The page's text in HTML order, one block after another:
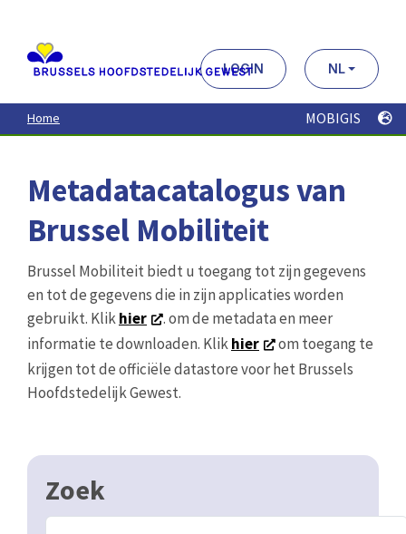
contenu
principal
LOGIN NL
Home MOBIGIS
Metadatacatalogus van
Brussel Mobiliteit
Brussel Mobiliteit biedt u toegang tot zijn gegevens
en tot de gegevens die in zijn applicaties worden
gebruikt. Klikhier
. om de metadata en meer
informatie te downloaden. Klikhier
om toegang te
krijgen tot de officiële datastore voor het Brussels
Hoofdstedelijk Gewest.
Zoek